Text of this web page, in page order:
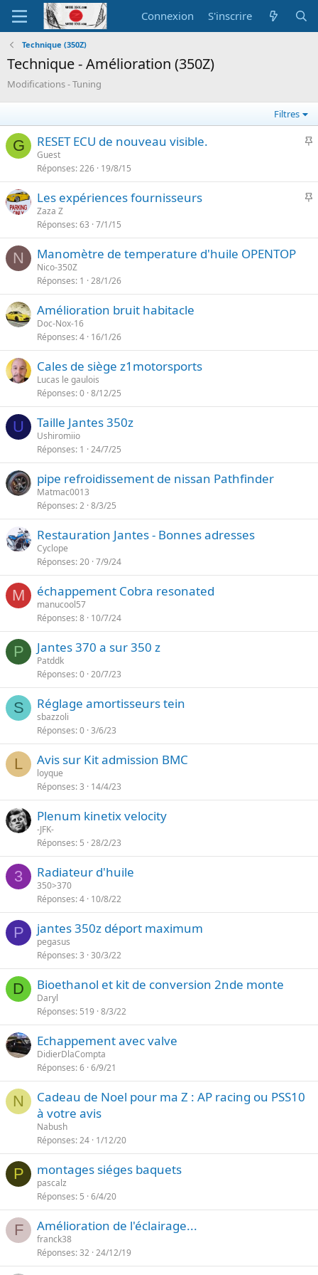
Connexion S'inscrire
Technique (350Z)
Technique - Amélioration (350Z)
Modifications - Tuning
Filtres
G
I
o
r
RESET ECU de nouveau visible.
Guest
Réponses 226 19/8/15
I
o
Les expériences fournisseurs
Zaza Z
Réponses 63 7/1/15
N Manomètre de temperature d'huile OPENTOP
Nico-350Z
Réponses 1 28/1/26
Amélioration bruit habitacle
Doc-Nox-16
Réponses 4 16/1/26
Cales de siège z1motorsports
Lucas le gaulois
Réponses 0 8/12/25
U Taille Jantes 350z
Ushiromiio
Réponses 1 24/7/25
pipe refroidissement de nissan Pathfinder
Matmac0013
Réponses 2 8/3/25
Restauration Jantes - Bonnes adresses
Cyclope
Réponses 20 7/9/24
M échappement Cobra resonated
manucool57
Réponses 8 10/7/24
P Jantes 370 a sur 350 z
Patddk
Réponses 0 20/7/23
S Réglage amortisseurs tein
sbazzoli
Réponses 0 3/6/23
L Avis sur Kit admission BMC
loyque
Réponses 3 14/4/23
Plenum kinetix velocity
-JFK-
Réponses 5 28/2/23
3 Radiateur d'huile
350>370
Réponses 4 10/8/22
P jantes 350z déport maximum
pegasus
Réponses 3 30/3/22
D Bioethanol et kit de conversion 2nde monte
Daryl
Réponses 519 8/3/22
Echappement avec valve
DidierDlaCompta
Réponses 6 6/9/21
N
Cadeau de Noel pour ma Z : AP racing ou PSS10
à votre avis
Nabush
Réponses 24 1/12/20
P montages siéges baquets
pascalz
Réponses 5 6/4/20
F Amélioration de l'éclairage...
franck38
Réponses 32 24/12/19